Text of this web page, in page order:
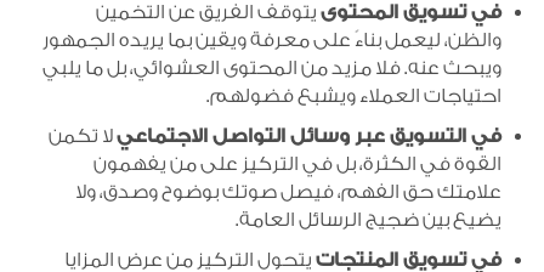
في تسويق المحتوى يتوقف الفريق عن التخمين
والظن، ليعمل بناءً على معرفة ويقين بما يريده الجمهور
ويبحث عنه. فلا مزيد من المحتوى العشوائي، بل ما يلبي
احتياجات العملاء ويشبع فضولهم.
في التسويق عبر وسائل التواصل الاجتماعيلا تكمن
القوة في الكثرة، بل في التركيز على من يفهمون
علامتك حق الفهم، فيصل صوتك بوضوح وصدق، ولا
يضيع بين ضجيج الرسائل العامة.
في تسويق المنتجات يتحول التركيز من عرض المزايا